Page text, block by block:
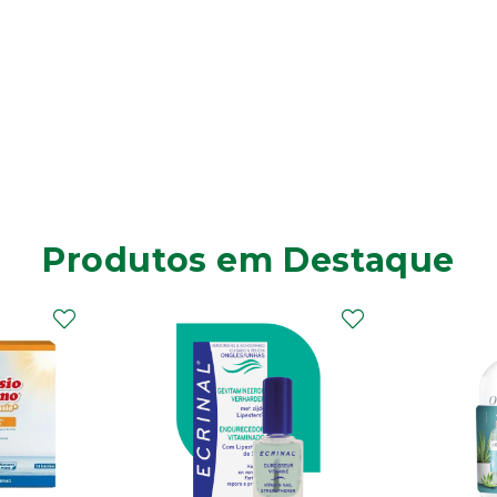
Produtos em Destaque